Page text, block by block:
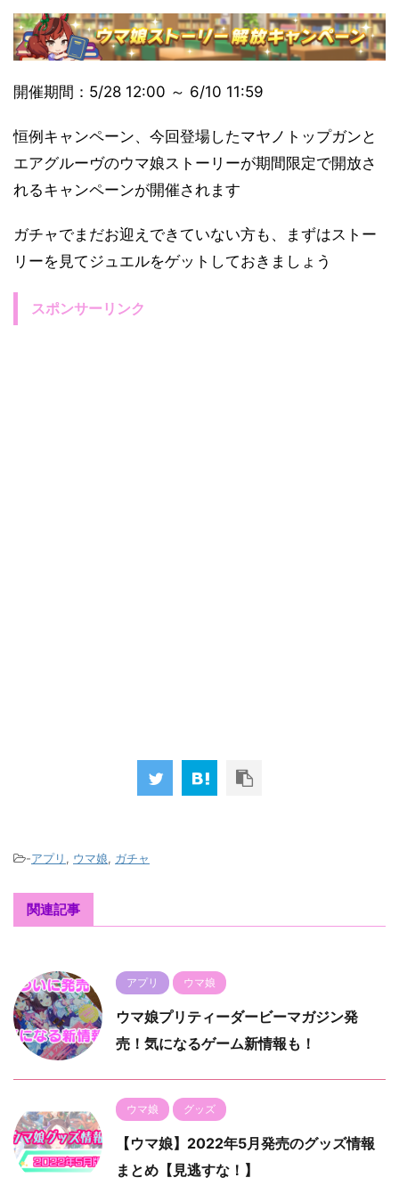
開催期間：5/28 12:00 ～ 6/10 11:59
恒例キャンペーン、今回登場したマヤノトップガンと
エアグルーヴのウマ娘ストーリーが期間限定で開放さ
れるキャンペーンが開催されます
ガチャでまだお迎えできていない方も、まずはストー
リーを見てジュエルをゲットしておきましょう
スポンサーリンク
-アプリ , ウマ娘, ガチャ
関連記事
アプリ ウマ娘
ウマ娘プリティーダービーマガジン発
売！気になるゲーム新情報も！
ウマ娘 グッズ
【ウマ娘】2022年5月発売のグッズ情報
まとめ【見逃すな！】